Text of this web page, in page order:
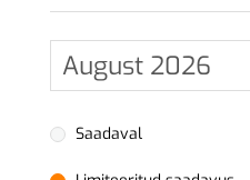
Saadaval